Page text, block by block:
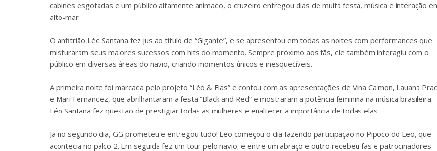
cabines esgotadas e um público altamente animado, o cruzeiro entregou dias de muita festa, música e interação
alto-mar.
O anfitrião Léo Santana fez jus ao título de “Gigante”, e se apresentou em todas as noites com performances que
misturaram seus maiores sucessos com hits do momento. Sempre próximo aos fãs, ele também interagiu com o
público em diversas áreas do navio, criando momentos únicos e inesquecíveis.
A primeira noite foi marcada pelo projeto “Léo & Elas” e contou com as apresentações de Vina Calmon, Lauana
e Mari Fernandez, que abrilhantaram a festa “Black and Red” e mostraram a potência feminina na música brasileira.
Léo Santana fez questão de prestigiar todas as mulheres e enaltecer a importância de todas elas.
Já no segundo dia, GG prometeu e entregou tudo! Léo começou o dia fazendo participação no Pipoco do Léo, que
acontecia no palco 2. Em seguida fez um tour pelo navio, e entre um abraço e outro recebeu fãs e patrocinadores